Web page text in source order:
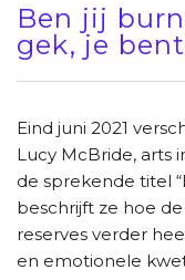
Ben jij
gek, je
Eind juni 2021
Lucy McBride, arts
de sprekende titel
beschrijft ze hoe
reserves verder
en emotionele